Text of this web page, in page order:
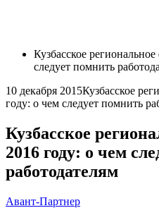
Кузбасское
следует помнить
10 декабря 2015Кузбасское
году: о чем следует помнить
Кузбасское
2016 году: о чем
работодателям
Авант-Партнер